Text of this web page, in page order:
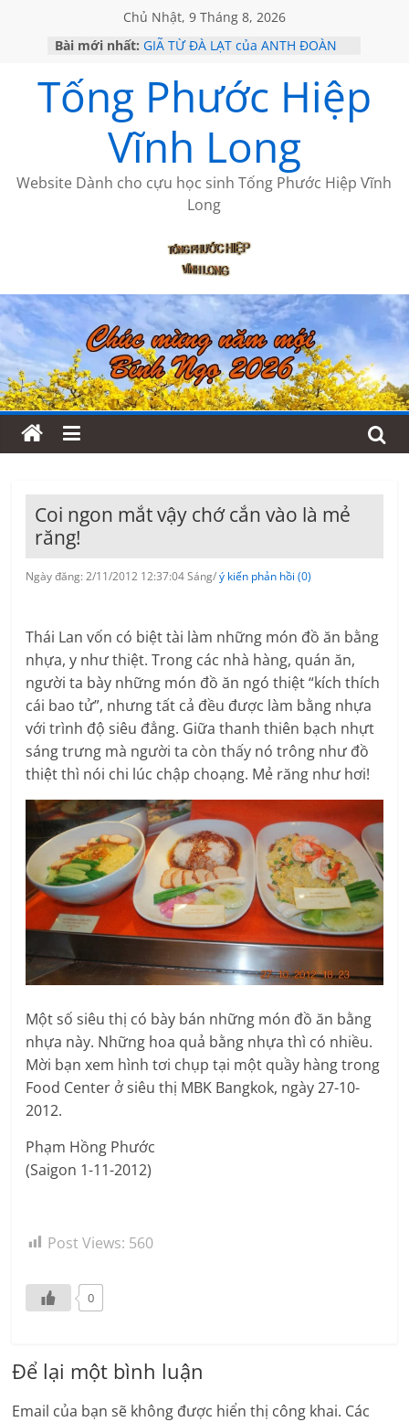
Chủ Nhật, 9 Tháng 8, 2026
Bài mới nhất: GIÃ TỪ ĐÀ LẠT của ANTH ĐOÀN
KHÔNG ĐỀ 20 CỦA THÁI LÃO
KHÔNG ĐỀ 19 CỦA THÁI LÃO
CHÙM THƠ CỦA BÍCH HÀ
Tống Phước Hiệp
Vĩnh Long
Website Dành cho cựu học sinh Tống Phước Hiệp Vĩnh
Long
Coi ngon mắt vậy chớ cắn vào là mẻ
răng!
Ngày đăng: 2/11/2012 12:37:04 Sáng/ý kiến phản hồi (0)
Thái Lan vốn có biệt tài làm những món đồ ăn bằng
nhựa, y như thiệt. Trong các nhà hàng, quán ăn,
người ta bày những món đồ ăn ngó thiệt “kích thích
cái bao tử”, nhưng tất cả đều được làm bằng nhựa
với trình độ siêu đẳng. Giữa thanh thiên bạch nhựt
sáng trưng mà người ta còn thấy nó trông như đồ
thiệt thì nói chi lúc chập choạng. Mẻ răng như hơi!
Một số siêu thị có bày bán những món đồ ăn bằng
nhựa này. Những hoa quả bằng nhựa thì có nhiều.
Mời bạn xem hình tơi chụp tại một quầy hàng trong
Food Center ở siêu thị MBK Bangkok, ngày 27-10-
2012.
Phạm Hồng Phước
(Saigon 1-11-2012)
Post Views: 560
0
Để lại một bình luận
Email của bạn sẽ không được hiển thị công khai. Các